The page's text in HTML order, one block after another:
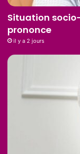
Situation
prononce
il y a 2 jours